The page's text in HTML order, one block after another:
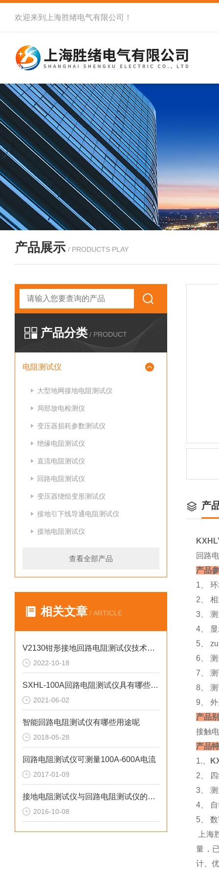
欢迎来到 上海胜绪电气有限公司 ！
产品展示 / PRODUCTS PLAY
产品分类 / PRODUCT
电阻测试仪
大型地网接地电阻测试仪
局部放电检测仪
变压器损耗参数测试仪
绝缘电阻测试仪
直流电阻测试仪
回路电阻测试仪
变压器绕组变形测试仪
接地引下线导通电阻测试仪
接地电阻测试仪
查看全部产品
相关文章 / ARTICLE
V2130钳形接地回路电阻测试仪技术参数
2022-10-18
SXHL-100A回路电阻测试仪具有哪些*性
2021-06-02
智能回路电阻测试仪有哪些用途呢
2018-05-28
回路电阻测试仪可测量100A-600A电流
2017-01-09
接地电阻测试仪与回路电阻测试仪的区别
2016-10-08
产
回路
产品
1、
2、
3、
4、
5、
6、
7、
8、
9、
产品
接触
产品
1.、
2、
3、
4、
5、
上海
量，
计、